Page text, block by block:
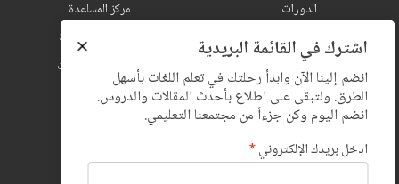
الدورات
المكتبة
الإشتراكات
اتصل بنا
مركز المساعدة
سياسة الخصوصية
الشروط والإتفاقيات
استخدام الكوكيز